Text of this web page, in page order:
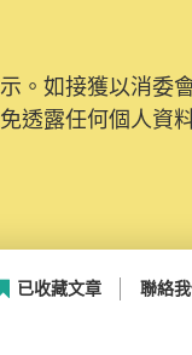
。如接獲以消委
透露任何個人資
已收藏文章 聯絡